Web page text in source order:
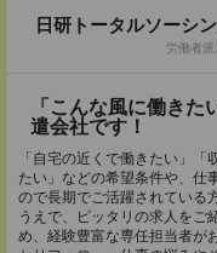
日研トータルソーシ
労働者
「こんな風に働き
遣会社です！
「自宅の近くで働きたい」
たい」などの希望条件や、仕
ので長期でご活躍されている
うえで、ピッタリの求人をご
め、経験豊富な専任担当者が